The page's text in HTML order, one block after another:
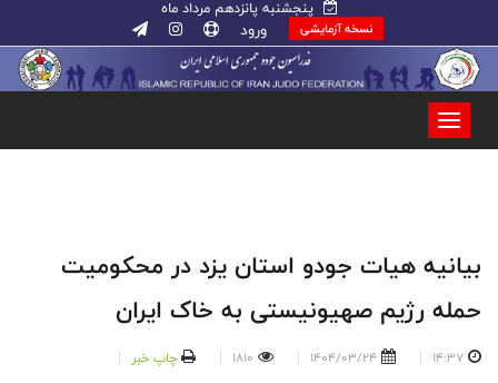
پنجشنبه پانزدهم مرداد ماه
نسخه آزمایشی ورود
بیانیه هیات جودو استان یزد در محکومیت
حمله رژیم صهیونیستی به خاک ایران
14:37
1404/03/24
1810 چاپ خبر